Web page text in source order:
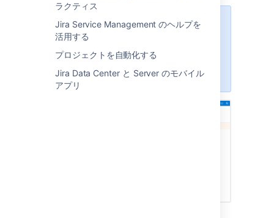
ラクティス
Jira Service Management のヘルプを
活用する
プロジェクトを自動化する
Jira Data Center と Server のモバイル
アプリ
アプリケーション リンクを設定す
るには、Jira 管理者または Jira シ
ステム管理者のグローバル権限を持
つユーザーとしてログインする必要
があります。